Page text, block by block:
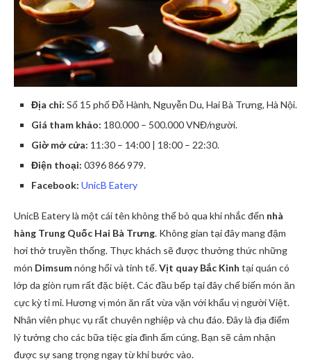
Địa chỉ: Số 15 phố Đỗ Hành, Nguyễn Du, Hai Bà Trưng, Hà Nội.
Giá tham khảo: 180.000 – 500.000 VNĐ/người.
Giờ mở cửa: 11:30 – 14:00 | 18:00 – 22:30.
Điện thoại: 0396 866 979.
Facebook: UnicB Eatery
UnicB Eatery là một cái tên không thể bỏ qua khi nhắc đến nhà
hàng Trung Quốc Hai Bà Trưng. Không gian tại đây mang đậm
hơi thở truyền thống. Thực khách sẽ được thưởng thức những
món Dimsumnóng hổi và tinh tế.Vịt quay Bắc Kinh tại quán có
lớp da giòn rụm rất đặc biệt. Các đầu bếp tại đây chế biến món ăn
cực kỳ tỉ mỉ. Hương vị món ăn rất vừa vặn với khẩu vị người Việt.
Nhân viên phục vụ rất chuyên nghiệp và chu đáo. Đây là địa điểm
lý tưởng cho các bữa tiệc gia đình ấm cúng. Bạn sẽ cảm nhận
được sự sang trọng ngay từ khi bước vào.